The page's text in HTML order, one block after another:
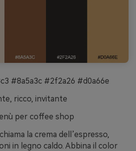
#8a5a3c #2f2a26 #d0a66e
ricco, invitante
per coffee shop
la crema dell’espresso,
in legno caldo. Abbina il color